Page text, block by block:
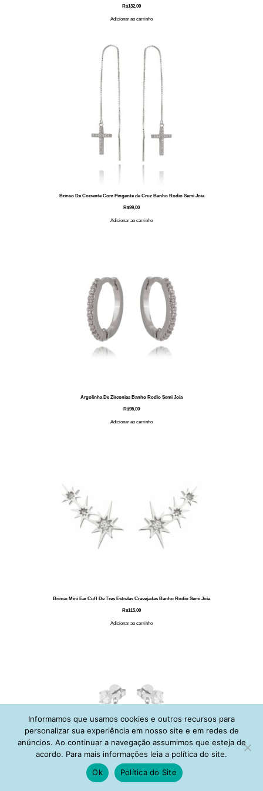
R$132,00
Adicionar ao carrinho
Brinco De Corrente Com Pingente de Cruz Banho Rodio Semi Joia
R$99,00
Adicionar ao carrinho
Argolinha De Zirconias Banho Rodio Semi Joia
R$95,00
Adicionar ao carrinho
Brinco Mini Ear Cuff De Tres Estrelas Cravejadas Banho Rodio Semi Joia
R$115,00
Adicionar ao carrinho
Informamos que usamos cookies e outros recursos para
personalizar sua experiência em nosso site e em redes de
anúncios. Ao continuar a navegação assumimos que esteja de
acordo. Para mais informações leia a política do site.
Ok
Política do Site